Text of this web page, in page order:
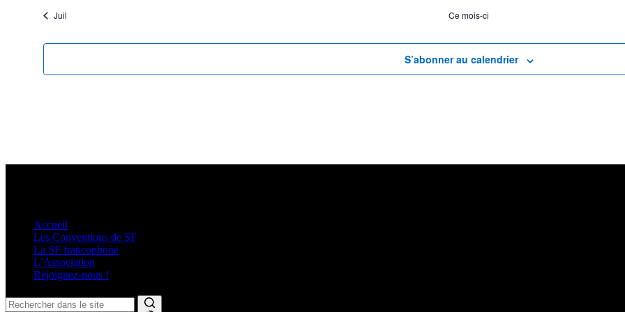
Juil Ce mois-ci
S’abonner au calendrier
Accueil
Les Conventions de SF
La SF francophone
L’Association
Rejoignez-nous !